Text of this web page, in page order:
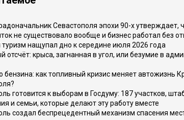
Севастополя эпохи 90-х утверждает,
не существовало вообще и бизнес работал без
нащупал дно к середине июля 2026 года
отсчёт: крыса, загнанная в угол, или безумие в
бензина: как топливный кризис меняет автожизнь
готовится к выборам в Госдуму: 187 участков,
и семьи, которые делают эту работу вместе
создал беспрецедентный механизм спасения